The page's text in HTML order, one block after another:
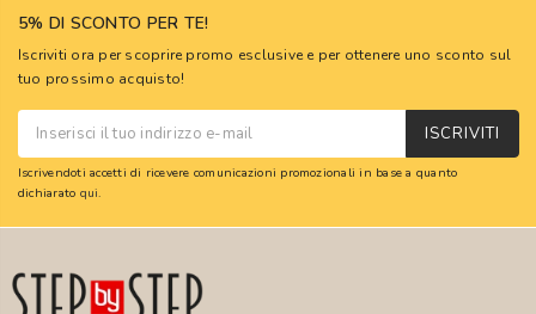
5% DI SCONTO PER TE!
Iscriviti ora per scoprire promo esclusive e per ottenere uno sconto sul
tuo prossimo acquisto!
ISCRIVITI
Iscrivendoti accetti di ricevere comunicazioni promozionali in base a quanto
dichiarato qui.